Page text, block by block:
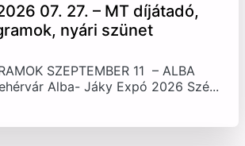
07. 27. – MT díjátadó,
nyári szünet
SZEPTEMBER 11 – ALBA
Alba- Jáky Expó 2026 Szé...